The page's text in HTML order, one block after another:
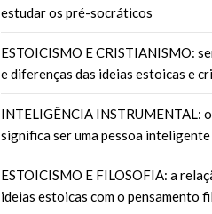
estudar os pré-socráticos
ESTOICISMO E CRISTIANISMO:
e diferenças das ideias estoicas e
INTELIGÊNCIA INSTRUMENTAL:
significa ser uma pessoa inteligente
ESTOICISMO E FILOSOFIA: a
ideias estoicas com o pensamento